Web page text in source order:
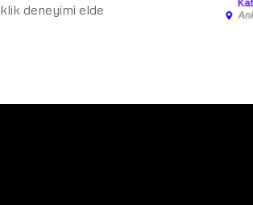
deneyimi elde